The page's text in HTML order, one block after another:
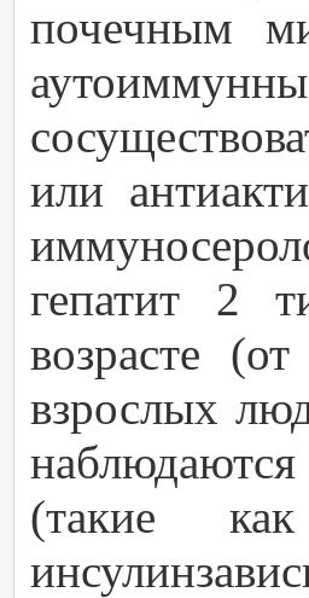
почечным
или
гепатит 2
возрасте
взрослых
(такие